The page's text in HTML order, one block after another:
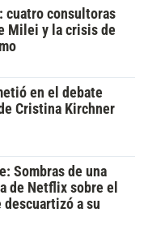
cuatro consultoras
Milei y la crisis de
en el debate
Cristina Kirchner
Sombras de una
de Netflix sobre el
descuartizó a su